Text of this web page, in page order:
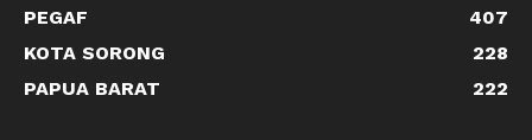
PEGAF
407
KOTA SORONG
228
PAPUA BARAT
222